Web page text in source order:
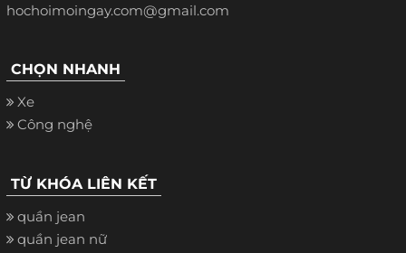
hochoimoingay.com@gmail.com
CHỌN NHANH
Xe
Công nghệ
TỪ KHÓA LIÊN KẾT
quần jean
quần jean nữ